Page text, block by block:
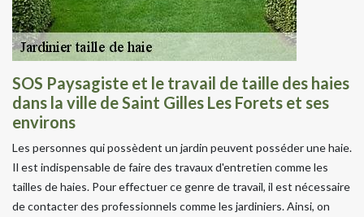
SOS Paysagiste et le travail de taille des haies
dans la ville de Saint Gilles Les Forets et ses
environs
Les personnes qui possèdent un jardin peuvent posséder une haie.
Il est indispensable de faire des travaux d'entretien comme les
tailles de haies. Pour effectuer ce genre de travail, il est nécessaire
de contacter des professionnels comme les jardiniers. Ainsi, on